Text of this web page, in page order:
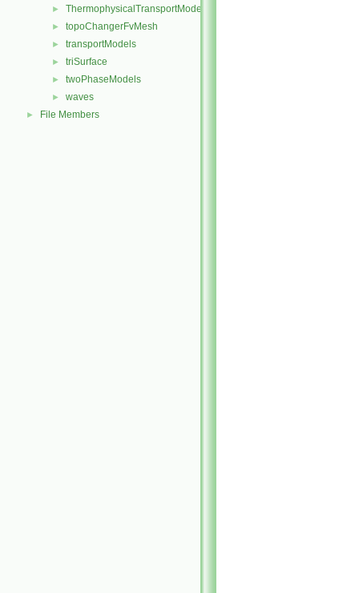
► ThermophysicalTransportModels
► topoChangerFvMesh
► transportModels
► triSurface
► twoPhaseModels
► waves
► File Members